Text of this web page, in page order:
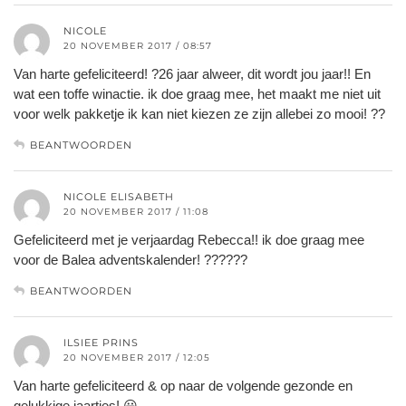
NICOLE
20 NOVEMBER 2017 / 08:57
Van harte gefeliciteerd! ?26 jaar alweer, dit wordt jou jaar!! En
wat een toffe winactie. ik doe graag mee, het maakt me niet uit
voor welk pakketje ik kan niet kiezen ze zijn allebei zo mooi! ??
BEANTWOORDEN
NICOLE ELISABETH
20 NOVEMBER 2017 / 11:08
Gefeliciteerd met je verjaardag Rebecca!! ik doe graag mee
voor de Balea adventskalender! ??????
BEANTWOORDEN
ILSIEE PRINS
20 NOVEMBER 2017 / 12:05
Van harte gefeliciteerd & op naar de volgende gezonde en